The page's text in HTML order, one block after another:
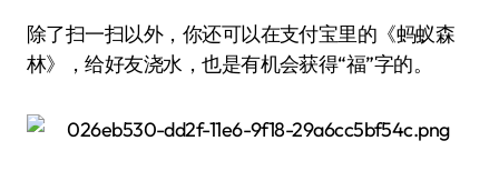
除了扫一扫以外，你还可以在支付宝里的《蚂蚁森
林》，给好友浇水，也是有机会获得“福”字的。